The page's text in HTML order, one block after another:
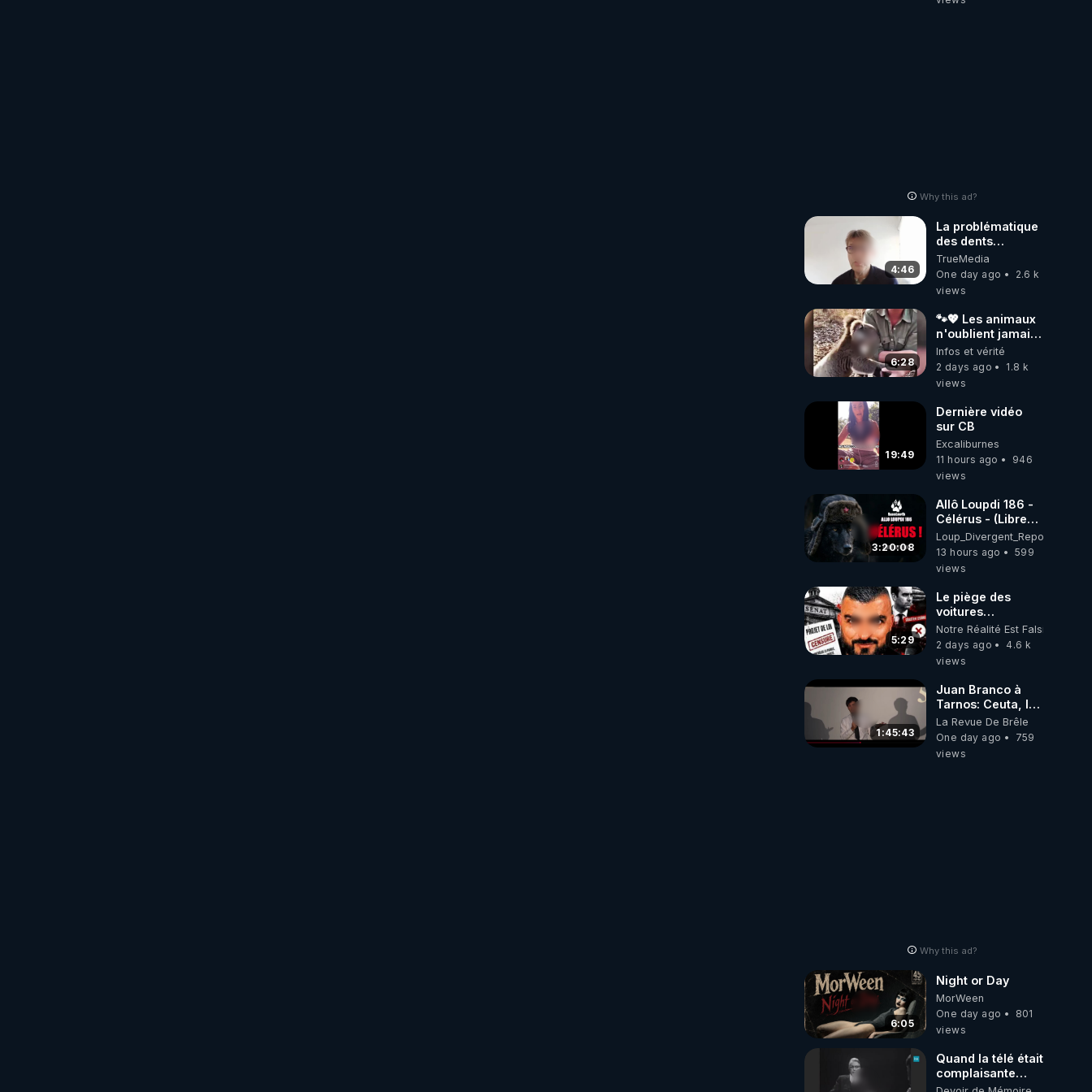
Why this ad?
4:46
La problématique
des dents
dévitalisées et
des implants
TrueMedia
One day ago
2.6 k
views
6:28
🐾💖 Les animaux
n'oublient jamais
ceux qu'ils
aiment… 🥹❤️
Infos et vérité
2 days ago
1.8 k
views
19:49
Dernière vidéo
sur CB
Excaliburnes
11 hours ago
946
views
3:20:08
Allô Loupdi 186 -
Célérus - (Libre
Antenne) - Loup
Divergent
2026.08.06
Loup_Divergent_Reposts
13 hours ago
599
views
5:29
Le piège des
voitures
électriques se
referme sur les
usagers !
Notre Réalité Est Falsifiée Et
2 days ago
4.6 k
views
1:45:43
Juan Branco à
Tarnos: Ceuta, le
narcotrafic et le
pouvoir en France
La Revue De Brêle
One day ago
759
views
Why this ad?
6:05
Night or Day
MorWeen
One day ago
801
views
Quand la télé était
complaisante
avec les